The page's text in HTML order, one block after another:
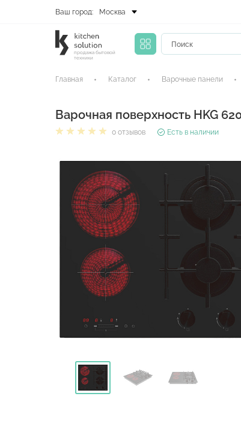
Ваш город: Москва
продажа бытовой
техники
Главная Каталог Варочные панели
Варочная поверхность HKG
0 отзывов Есть в наличии